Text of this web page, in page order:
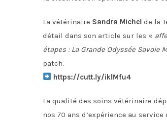
La vétérinaire Sandra Michel de la
détail dans son article sur les «
étapes : La Grande Odyssée Savoie
patch.
https://cutt.ly/iklMfu4
La qualité des soins vétérinaire
nos 70 ans d’expérience au